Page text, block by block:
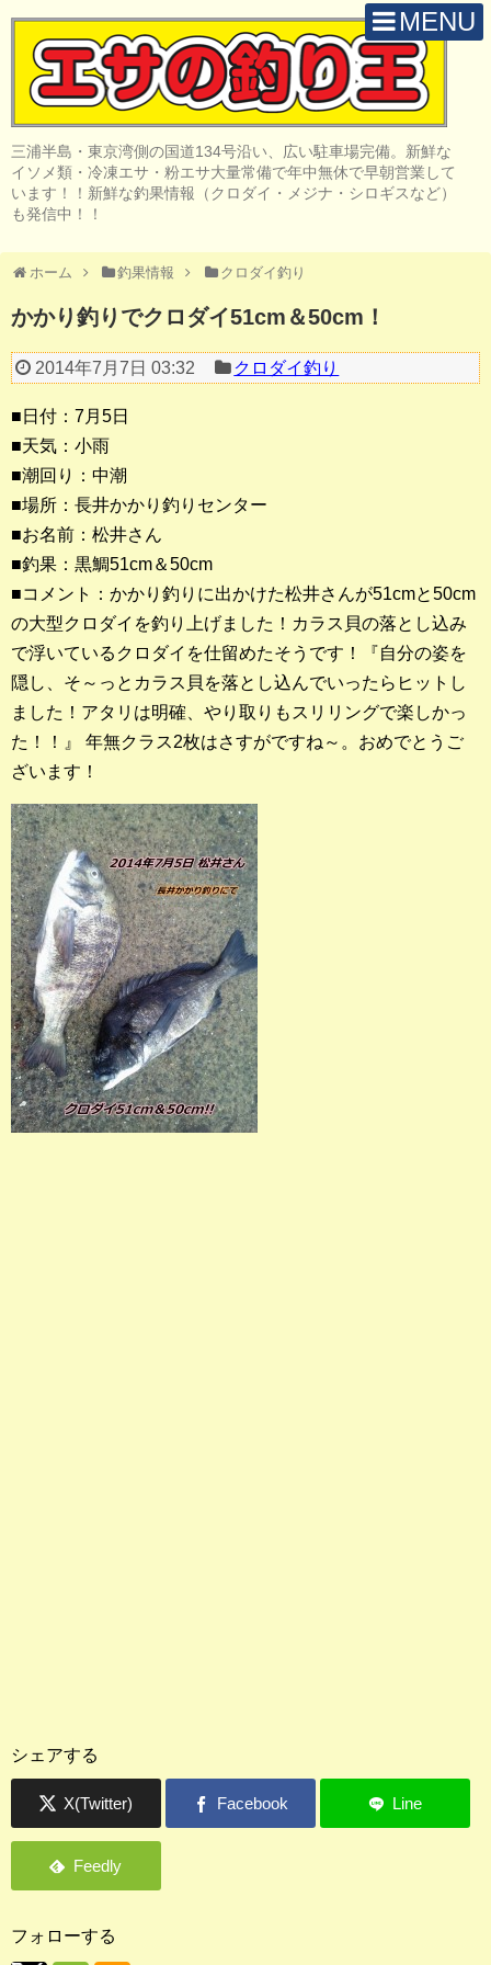
MENU
三浦半島・東京湾側の国道134号沿い、広い駐車場完備。新鮮な
イソメ類・冷凍エサ・粉エサ大量常備で年中無休で早朝営業して
います！！新鮮な釣果情報（クロダイ・メジナ・シロギスなど）
も発信中！！
ホーム 釣果情報 クロダイ釣り
かかり釣りでクロダイ51cm＆50cm！
2014年7月7日 03:32 クロダイ釣り
■日付：7月5日
■天気：小雨
■潮回り：中潮
■場所：長井かかり釣りセンター
■お名前：松井さん
■釣果：黒鯛51cm＆50cm
■コメント：かかり釣りに出かけた松井さんが51cmと50cm
の大型クロダイを釣り上げました！カラス貝の落とし込み
で浮いているクロダイを仕留めたそうです！『自分の姿を
隠し、そ～っとカラス貝を落とし込んでいったらヒットし
ました！アタリは明確、やり取りもスリリングで楽しかっ
た！！』 年無クラス2枚はさすがですね～。おめでとうご
ざいます！
シェアする
フォローする
H O M E
取 扱 商 品
釣 果 情 報
陸っぱりルアー
船・ボート釣り
その他の釣り
釣果ランキング
2023年 クロダイ部門
2023年 メジナ部門
歴代釣果ランキング
クロダイ部門
メジナ部門
シロギス部門
過去の釣果ランキング
ブログ・釣行記
スタッフブログ
店長釣行記
スタッフ釣行記
釣果投稿フォーム